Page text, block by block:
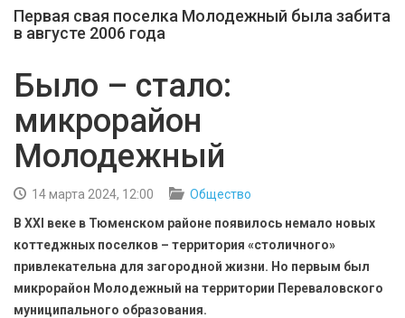
ОБЩЕСТВО
КУЛЬТУРА
БЕЗОПАСНОСТЬ
СПОРТ
АРХИВ PDF
Первая свая поселка Молодежный была забита
в августе 2006 года
Было – стало:
микрорайон
Молодежный
14 марта 2024, 12:00
Общество
В XXI веке в Тюменском районе появилось немало новых
коттеджных поселков – территория «столичного»
привлекательна для загородной жизни. Но первым был
микрорайон Молодежный на территории Переваловского
муниципального образования.